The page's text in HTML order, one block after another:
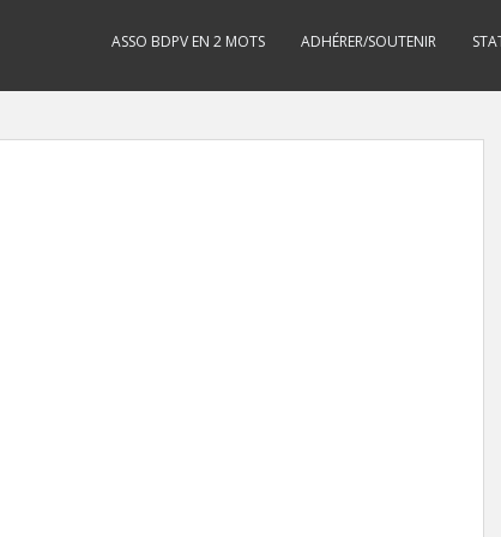
ASSO BDPV EN 2 MOTS ADHÉRER/SOUTENIR